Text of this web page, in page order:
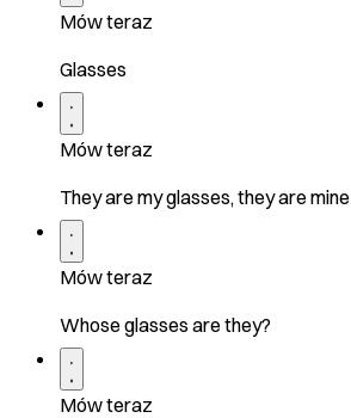
Mów teraz
Glasses
Mów teraz
They are my glasses, they are mine
Mów teraz
Whose glasses are they?
Mów teraz